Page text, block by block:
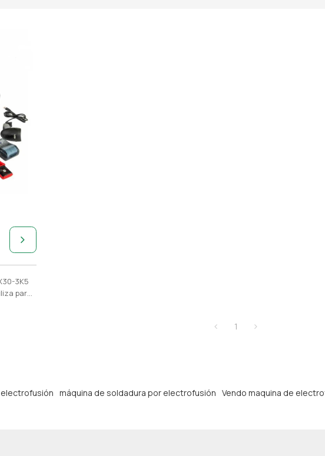
3K5
para
1
máquina de soldadura por electrofusión Vendo maquina de